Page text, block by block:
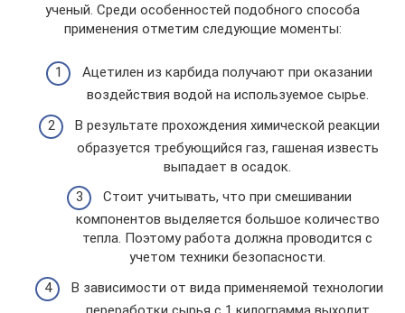
ученый. Среди особенностей подобного способа
применения отметим следующие моменты:
Ацетилен из карбида получают при оказании
воздействия водой на используемое сырье.
В результате прохождения химической реакции
образуется требующийся газ, гашеная известь
выпадает в осадок.
Стоит учитывать, что при смешивании
компонентов выделяется большое количество
тепла. Поэтому работа должна проводится с
учетом техники безопасности.
В зависимости от вида применяемой технологии